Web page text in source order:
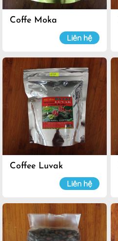
Coffe Moka
Liên hệ
Coffee Luvak
Liên hệ